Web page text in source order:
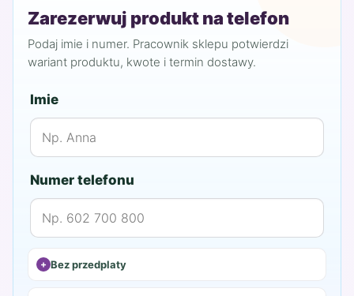
Zarezerwuj produkt na telefon
Podaj imie i numer. Pracownik sklepu potwierdzi
wariant produktu, kwote i termin dostawy.
Imie
Numer telefonu
Bez przedplaty